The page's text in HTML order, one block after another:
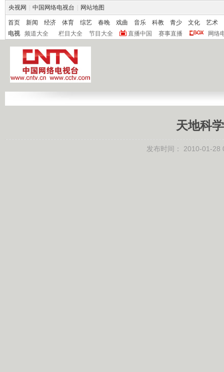
央视网 中国网络电视台 网站地图
首页 新闻 经济 体育 综艺 春晚 戏曲 音乐 科教 青少 文化
艺术
电视
频道大全 栏目大全 节目大全 直播中国 赛事直播 网络
天地科
发布时间： 2010-01-28